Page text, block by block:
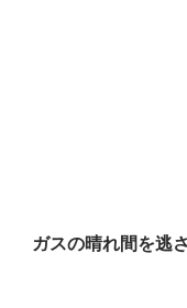
ガスの晴れ間を逃